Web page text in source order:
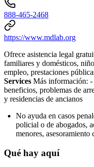
888-465-2468
https://www.mdlab.org
Ofrece asistencia legal
familiares y domésticos,
empleo, prestaciones
Services Más información: -
beneficios, problemas de
y residencias de ancianos
No ayuda en casos
policial o de abogados,
menores,
Qué hay aquí